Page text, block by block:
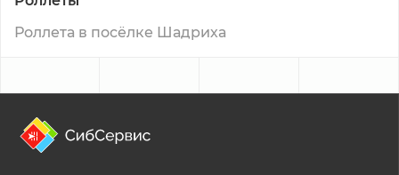
Роллета в посёлке Шадриха